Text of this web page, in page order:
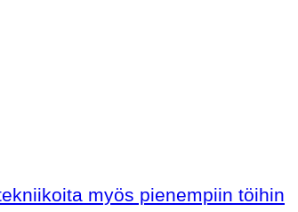
myös pienempiin töihin